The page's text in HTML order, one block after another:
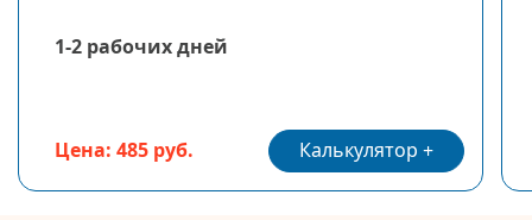
1-2 рабочих дней
Цена: 485 руб. Калькулятор